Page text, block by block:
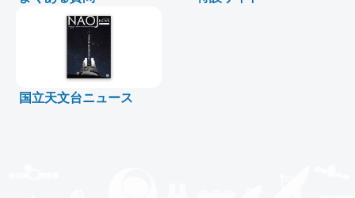
国立天文台ニュース